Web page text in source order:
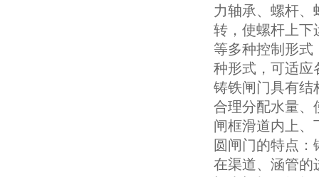
力轴承、螺杆、
转，使螺杆上下
等多种控制形式
种形式，可适应
铸铁闸门具有结
合理分配水量、
闸框滑道内上、
圆闸门的特点
在渠道、涵管的